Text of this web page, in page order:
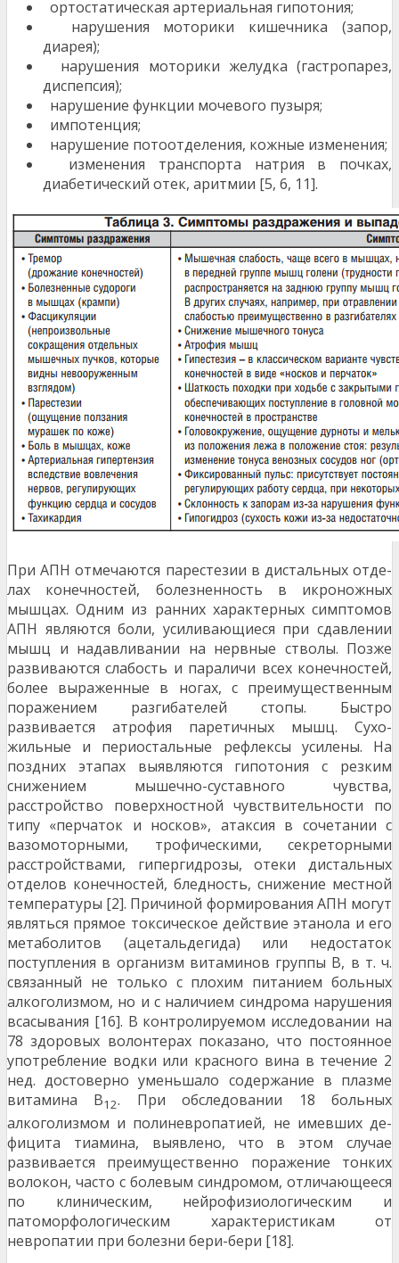
ортостатическая артериальная гипотония;
нарушения моторики кишечника (запор,
диарея);
нарушения моторики желудка (гастропарез,
дис­пепсия);
нарушение функции мочевого пузыря;
импотенция;
нарушение потоотделения, кожные изменения;
изменения транспорта натрия в почках,
диабетиче­ский отек, аритмии [5, 6, 11].
При АПН отмечаются парестезии в дистальных отде­
лах конечностей, болезненность в икроножных
мышцах. Одним из ранних характерных симптомов
АПН являются боли, усиливающиеся при сдавлении
мышц и надавлива­нии на нервные стволы. Позже
развиваются слабость и параличи всех конечностей,
более выраженные в ногах, с преимущественным
поражением разгибателей стопы. Быстро
развивается атрофия паретичных мышц. Сухо­
жильные и периостальные рефлексы усилены. На
позд­них этапах выявляются гипотония с резким
снижением мышечно-суставного чувства,
расстройство поверхност­ной чувствительности по
типу «перчаток и носков», атак­сия в сочетании с
вазомоторными, трофическими, секре­торными
расстройствами, гипергидрозы, отеки дистальных
отделов конечностей, бледность, снижение местной
температуры [2]. Причиной формирования АПН могут
яв­ляться прямое токсическое действие этанола и его
мета­болитов (ацетальдегида) или недостаток
поступления в организм витаминов группы В, в т. ч.
связанный не толь­ко с плохим питанием больных
алкоголизмом, но и с на­личием синдрома нарушения
всасывания [16]. В контро­лируемом исследовании на
78 здоровых волонтерах по­казано, что постоянное
употребление водки или красно­го вина в течение 2
нед. достоверно уменьшало содержа­ние в плазме
витамина В12. При обследовании 18 боль­ных
алкоголизмом и полиневропатией, не имевших де­
фицита тиамина, выявлено, что в этом случае
развивает­ся преимущественно поражение тонких
волокон, часто с болевым синдромом, отличающееся
по клиническим, нейрофизиологическим и
патоморфологическим харак­теристикам от
невропатии при болезни бери-бери [18].